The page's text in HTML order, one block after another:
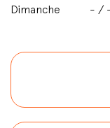
Dimanche
- /